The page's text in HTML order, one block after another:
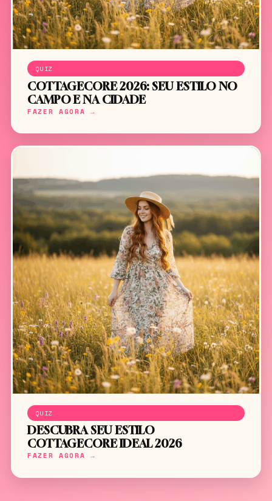
QUIZ
COTTAGECORE 2026: SEU ESTILO NO
CAMPO E NA CIDADE
FAZER AGORA →
QUIZ
DESCUBRA SEU ESTILO
COTTAGECORE IDEAL 2026
FAZER AGORA →